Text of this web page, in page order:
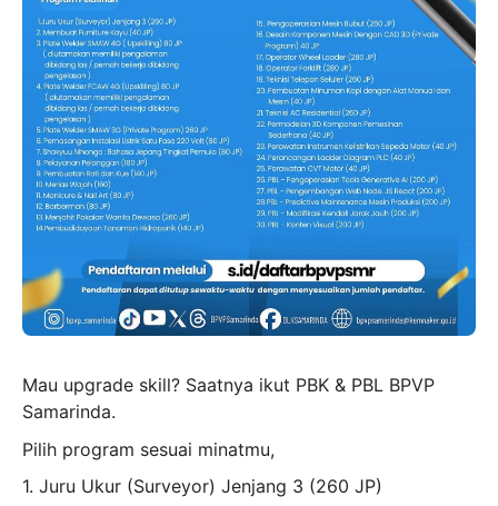
Mau upgrade skill? Saatnya ikut PBK & PBL BPVP
Samarinda.
Pilih program sesuai minatmu,
1. Juru Ukur (Surveyor) Jenjang 3 (260 JP)